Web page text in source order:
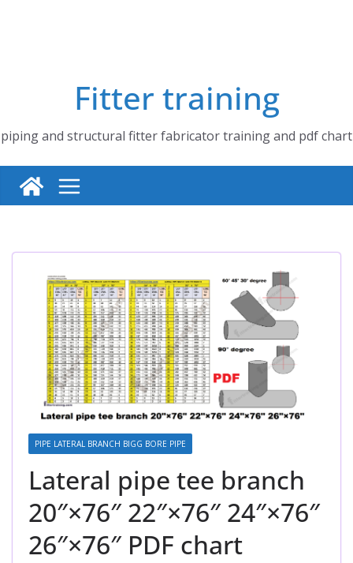
Fitter training
piping and structural fitter fabricator training and pdf chart
PIPE LATERAL BRANCH BIGG BORE PIPE
Lateral pipe tee branch
20″×76″ 22″×76″ 24″×76″
26″×76″ PDF chart